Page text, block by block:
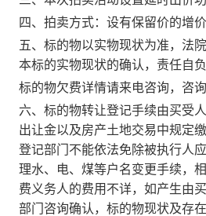
四、拍卖方式：设有保留价的增
五、标的物以实物现状为准，法
本标的实物现状的确认，责任自负
标的物欠费详情请来电咨询，咨
六、 标的物转让登记手续由买受
出让金以及房产土地交易中规定
登记部门不能依法免除被执行人
理水、电、煤等户名变更手续，
费义务人的费用不详，如产生由
部门咨询确认，标的物现状及存